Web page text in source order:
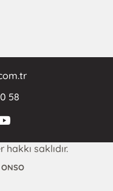
58
saklıdır.
ONSO